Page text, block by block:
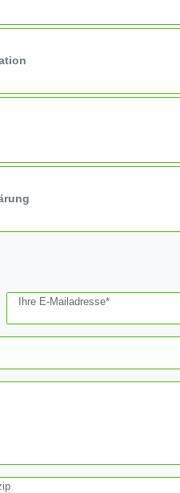
Ihre E-Mailadresse*